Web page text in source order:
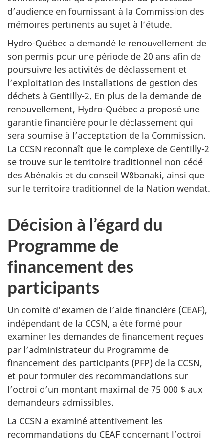
d’audience en fournissant à la Commission des
mémoires pertinents au sujet à l’étude.
Hydro-Québec a demandé le renouvellement de
son permis pour une période de 20 ans afin de
poursuivre les activités de déclassement et
l’exploitation des installations de gestion des
déchets à Gentilly-2. En plus de la demande de
renouvellement, Hydro-Québec a proposé une
garantie financière pour le déclassement qui
sera soumise à l’acceptation de la Commission.
La CCSN reconnaît que le complexe de Gentilly-2
se trouve sur le territoire traditionnel non cédé
des Abénakis et du conseil W8banaki, ainsi que
sur le territoire traditionnel de la Nation wendat.
Décision à l’égard du
Programme de
financement des
participants
Un comité d’examen de l’aide financière (CEAF),
indépendant de la CCSN, a été formé pour
examiner les demandes de financement reçues
par l’administrateur du Programme de
financement des participants (PFP) de la CCSN,
et pour formuler des recommandations sur
l’octroi d’un montant maximal de 75 000 $ aux
demandeurs admissibles.
La CCSN a examiné attentivement les
recommandations du CEAF concernant l’octroi